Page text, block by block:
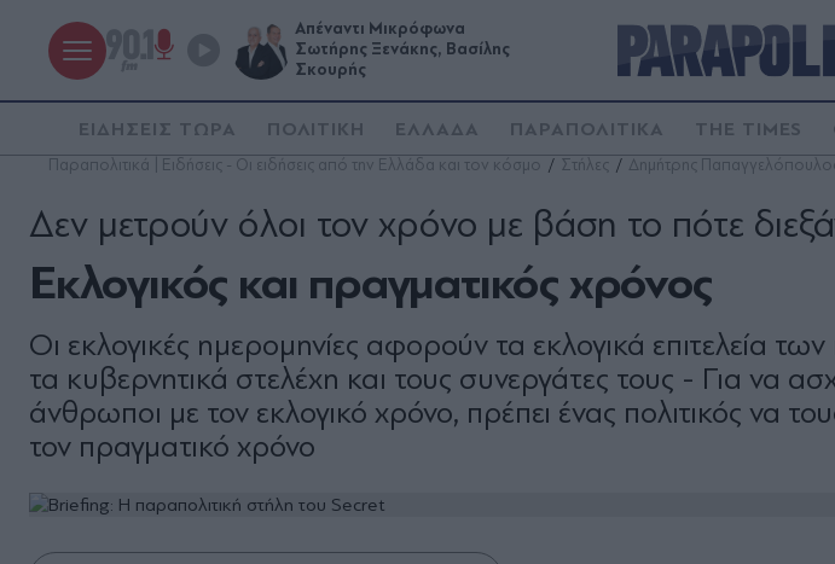
Απέναντι Μικρόφωνα
Σωτήρης Ξενάκης, Βασίλης
Σκουρής
ΕΙΔΗΣΕΙΣ ΤΩΡΑ ΠΟΛΙΤΙΚΗ ΕΛΛΑΔΑ ΠΑΡΑΠΟΛΙΤΙΚΑ THE TIMES
Παραπολιτικά | Ειδήσεις - Οι ειδήσεις από την Ελλάδα και τον κόσμο Στήλες Δημήτρης
Εκλογικός και πραγματικός χρόνος
Δεν μετρούν όλοι τον χρόνο με βάση το πότε
Οι εκλογικές ημερομηνίες αφορούν τα εκλογικά επιτελεία
τα κυβερνητικά στελέχη και τους συνεργάτες τους - Για να
άνθρωποι με τον εκλογικό χρόνο, πρέπει ένας πολιτικός να
τον πραγματικό χρόνο